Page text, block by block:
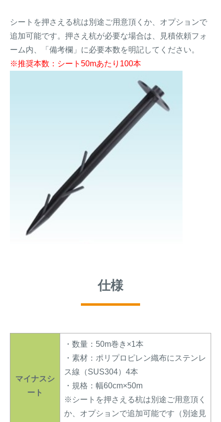
シートを押さえる杭は別途ご用意頂くか、オプションで
追加可能です。押さえ杭が必要な場合は、見積依頼フォ
ーム内、「備考欄」に必要本数を明記してください。
※推奨本数：シート50mあたり100本
仕様
マイナスシ
ート
・数量：50m巻き×1本
・素材：ポリプロピレン織布にステンレ
ス線（SUS304）4本
・規格：幅60cm×50m
※シートを押さえる杭は別途ご用意頂く
か、オプションで追加可能です（別途見